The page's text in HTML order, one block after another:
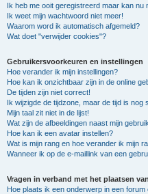
Ik heb me ooit geregistreerd maar kan nu
Ik weet mijn wachtwoord niet meer!
Waarom word ik automatisch afgemeld?
Wat doet "verwijder cookies"?
Gebruikersvoorkeuren en instellingen
Hoe verander ik mijn instellingen?
Hoe kan ik onzichtbaar zijn in de online
De tijden zijn niet correct!
Ik wijzigde de tijdzone, maar de tijd is nog
Mijn taal zit niet in de lijst!
Wat zijn de afbeeldingen naast mijn
Hoe kan ik een avatar instellen?
Wat is mijn rang en hoe verander ik mijn
Wanneer ik op de e-maillink van een
Vragen in verband met het plaatsen
Hoe plaats ik een onderwerp in een